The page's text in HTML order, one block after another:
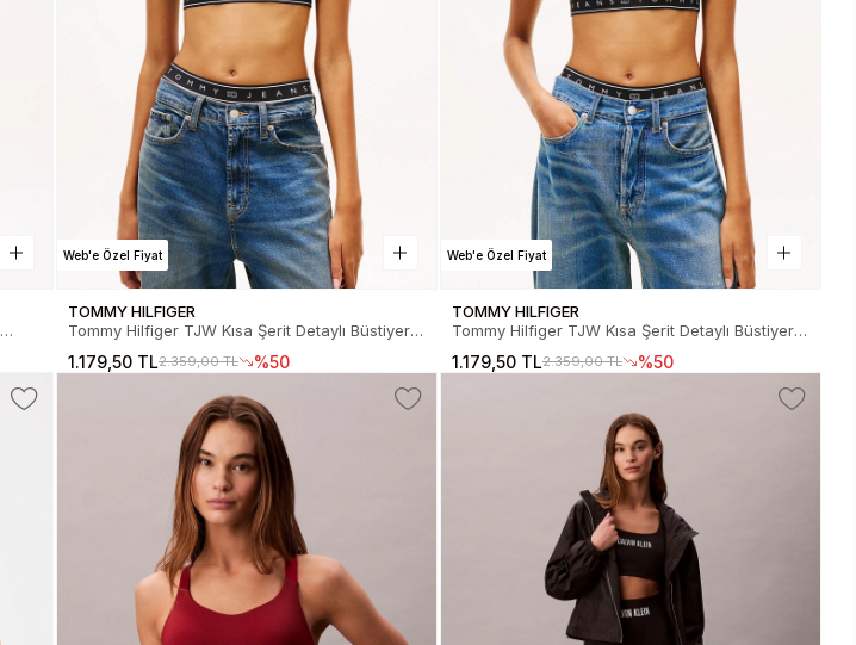
Web'e Özel Fiyat
TOMMY HILFIGER
Tommy Hilfiger TJW Kısa Şerit Detaylı Büstiyer
1.179,50 TL2.359,00 TL %50
Web'e Özel Fiyat
TOMMY HILFIGER
Tommy Hilfiger TJW Kısa Şerit Detaylı Büstiyer
1.179,50 TL2.359,00 TL %50